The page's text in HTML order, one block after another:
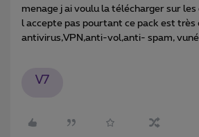
menage j ai voulu la télécharger sur
l accepte pas pourtant ce pack est très
antivirus,VPN,anti-vol,anti- spam,
V7